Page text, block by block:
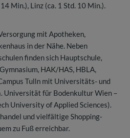
Min.), Linz (ca. 1 Std. 10 Min.).
mit Apotheken,
in der Nähe. Neben
finden sich Hauptschule,
HAK/HAS, HBLA,
Tulln mit Universitäts- und
Universität für Bodenkultur Wien –
University of Applied Sciences).
und vielfältige Shopping-
zu Fuß erreichbar.